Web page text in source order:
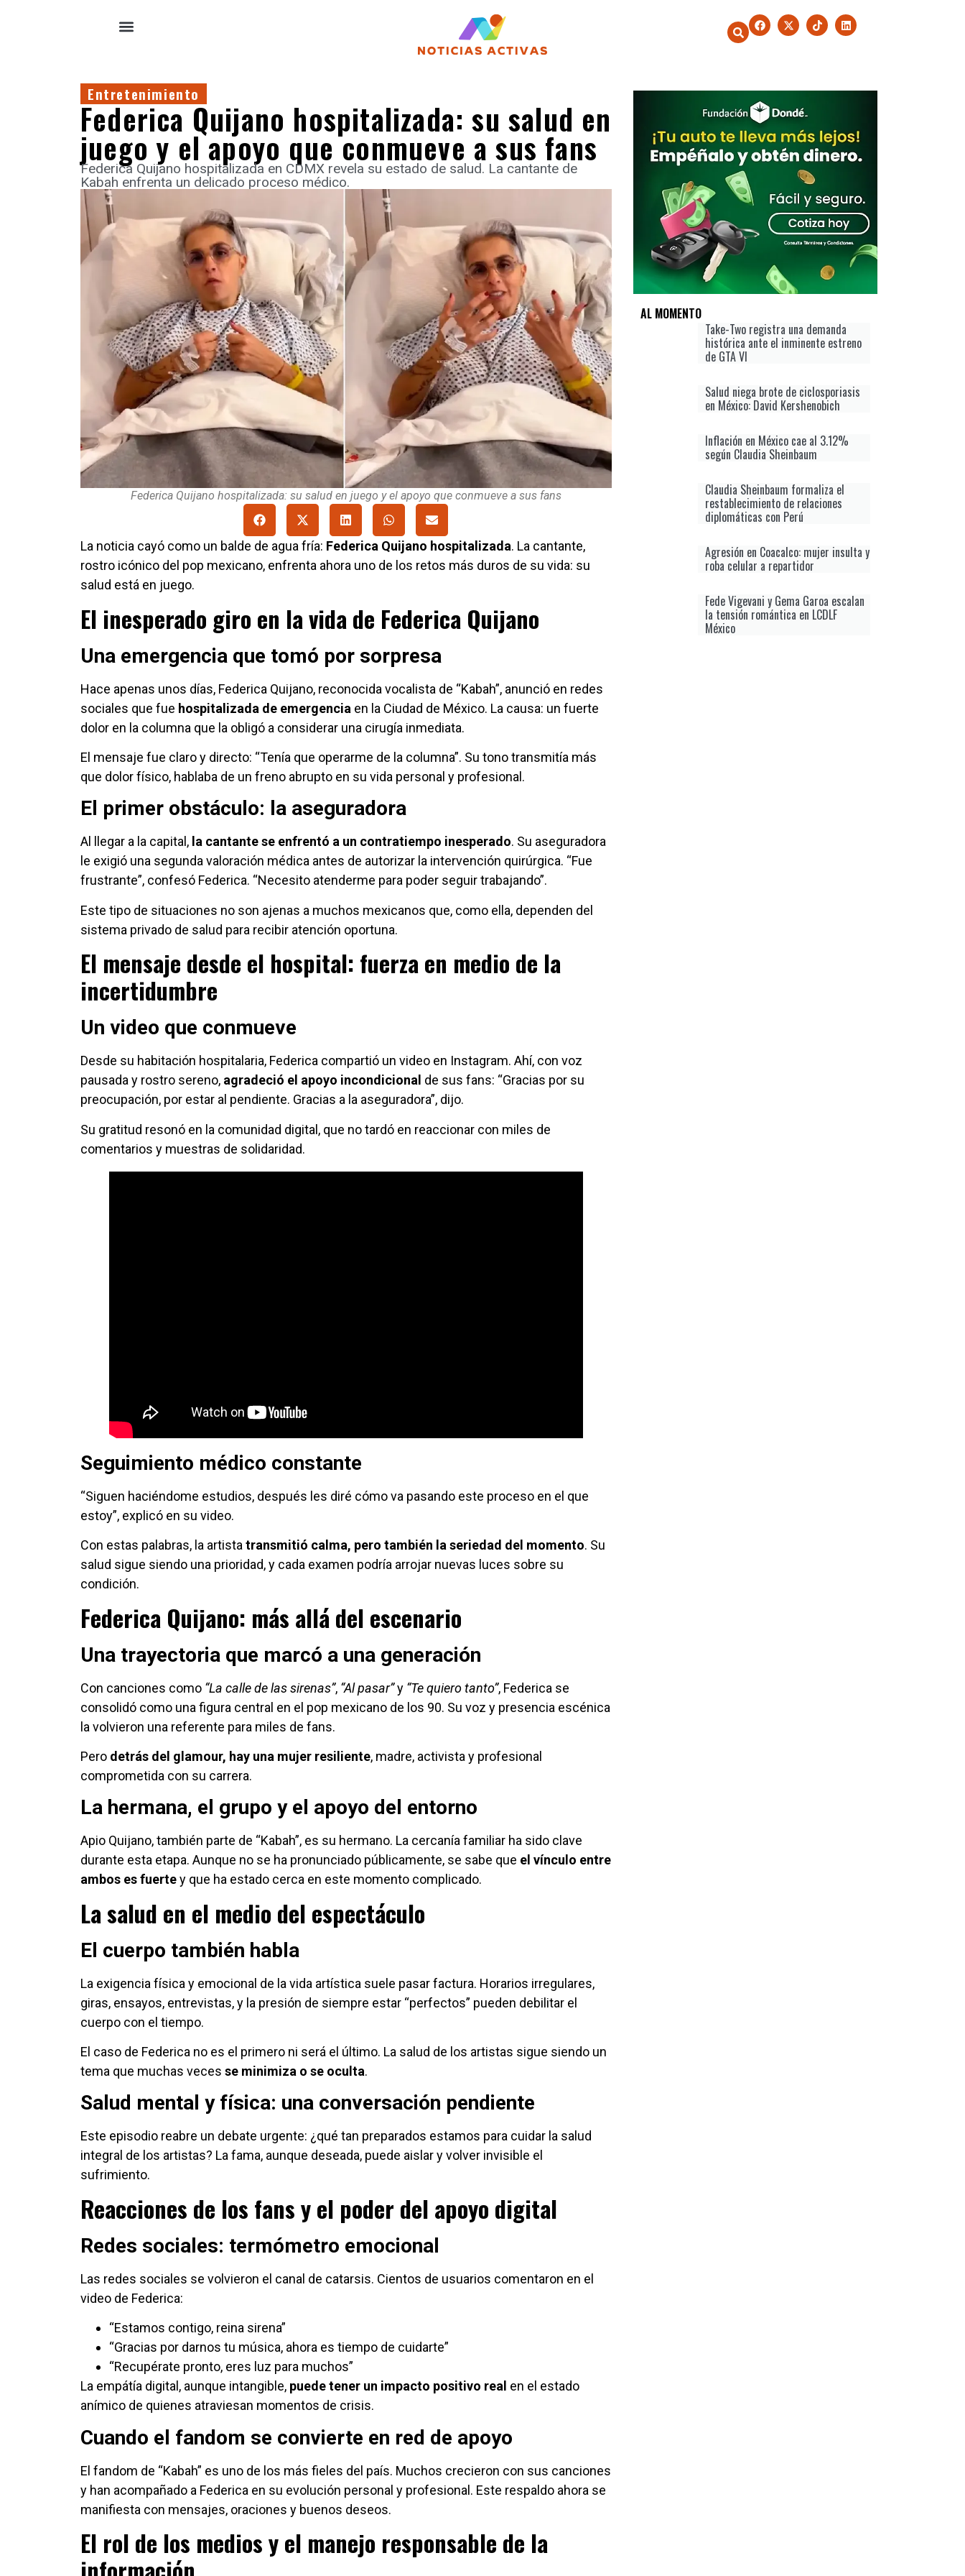
Entretenimiento
Federica Quijano hospitalizada: su salud en
juego y el apoyo que conmueve a sus fans
Federica Quijano hospitalizada en CDMX revela su estado de salud. La cantante de
Kabah enfrenta un delicado proceso médico.
Federica Quijano hospitalizada: su salud en juego y el apoyo que conmueve a sus fans
La noticia cayó como un balde de agua fría: Federica Quijano hospitalizada. La cantante,
rostro icónico del pop mexicano, enfrenta ahora uno de los retos más duros de su vida: su
salud está en juego.
El inesperado giro en la vida de Federica Quijano
Una emergencia que tomó por sorpresa
Hace apenas unos días, Federica Quijano, reconocida vocalista de “Kabah”, anunció en redes
sociales que fue hospitalizada de emergencia en la Ciudad de México. La causa: un fuerte
dolor en la columna que la obligó a considerar una cirugía inmediata.
El mensaje fue claro y directo: “Tenía que operarme de la columna”. Su tono transmitía más
que dolor físico, hablaba de un freno abrupto en su vida personal y profesional.
El primer obstáculo: la aseguradora
Al llegar a la capital, la cantante se enfrentó a un contratiempo inesperado. Su aseguradora
le exigió una segunda valoración médica antes de autorizar la intervención quirúrgica. “Fue
frustrante”, confesó Federica. “Necesito atenderme para poder seguir trabajando”.
Este tipo de situaciones no son ajenas a muchos mexicanos que, como ella, dependen del
sistema privado de salud para recibir atención oportuna.
El mensaje desde el hospital: fuerza en medio de la
incertidumbre
Un video que conmueve
Desde su habitación hospitalaria, Federica compartió un video en Instagram. Ahí, con voz
pausada y rostro sereno, agradeció el apoyo incondicional de sus fans: “Gracias por su
preocupación, por estar al pendiente. Gracias a la aseguradora”, dijo.
Su gratitud resonó en la comunidad digital, que no tardó en reaccionar con miles de
comentarios y muestras de solidaridad.
Seguimiento médico constante
“Siguen haciéndome estudios, después les diré cómo va pasando este proceso en el que
estoy”, explicó en su video.
Con estas palabras, la artista transmitió calma, pero también la seriedad del momento. Su
salud sigue siendo una prioridad, y cada examen podría arrojar nuevas luces sobre su
condición.
Federica Quijano: más allá del escenario
Una trayectoria que marcó a una generación
Con canciones como “La calle de las sirenas”, “Al pasar”y “Te quiero tanto”, Federica se
consolidó como una figura central en el pop mexicano de los 90. Su voz y presencia escénica
la volvieron una referente para miles de fans.
Pero detrás del glamour, hay una mujer resiliente, madre, activista y profesional
comprometida con su carrera.
La hermana, el grupo y el apoyo del entorno
Apio Quijano, también parte de “Kabah”, es su hermano. La cercanía familiar ha sido clave
durante esta etapa. Aunque no se ha pronunciado públicamente, se sabe que el vínculo entre
ambos es fuertey que ha estado cerca en este momento complicado.
La salud en el medio del espectáculo
El cuerpo también habla
La exigencia física y emocional de la vida artística suele pasar factura. Horarios irregulares,
giras, ensayos, entrevistas, y la presión de siempre estar “perfectos” pueden debilitar el
cuerpo con el tiempo.
El caso de Federica no es el primero ni será el último. La salud de los artistas sigue siendo un
tema que muchas veces se minimiza o se oculta.
Salud mental y física: una conversación pendiente
Este episodio reabre un debate urgente: ¿qué tan preparados estamos para cuidar la salud
integral de los artistas? La fama, aunque deseada, puede aislar y volver invisible el
sufrimiento.
Reacciones de los fans y el poder del apoyo digital
Redes sociales: termómetro emocional
Las redes sociales se volvieron el canal de catarsis. Cientos de usuarios comentaron en el
video de Federica:
“Estamos contigo, reina sirena”
“Gracias por darnos tu música, ahora es tiempo de cuidarte”
“Recupérate pronto, eres luz para muchos”
La empátía digital, aunque intangible, puede tener un impacto positivo real en el estado
anímico de quienes atraviesan momentos de crisis.
Cuando el fandom se convierte en red de apoyo
El fandom de “Kabah” es uno de los más fieles del país. Muchos crecieron con sus canciones
y han acompañado a Federica en su evolución personal y profesional. Este respaldo ahora se
manifiesta con mensajes, oraciones y buenos deseos.
El rol de los medios y el manejo responsable de la
AL MOMENTO
Take-Two registra una demanda
histórica ante el inminente estreno
de GTA VI
Salud niega brote de ciclosporiasis
en México: David Kershenobich
Inflación en México cae al 3.12%
según Claudia Sheinbaum
Claudia Sheinbaum formaliza el
restablecimiento de relaciones
diplomáticas con Perú
Agresión en Coacalco: mujer insulta y
roba celular a repartidor
Fede Vigevani y Gema Garoa escalan
la tensión romántica en LCDLF
México